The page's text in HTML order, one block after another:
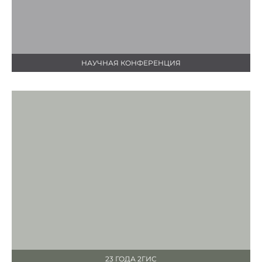
НАУЧНАЯ КОНФЕРЕНЦИЯ
23 ГОДА 2ГИС